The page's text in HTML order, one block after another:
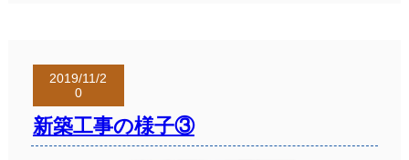
2019/11/2
0
新築工事の様子③